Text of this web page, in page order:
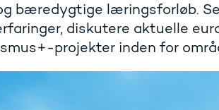
bæredygtige læringsforløb.
diskutere aktuelle
projekter inden for